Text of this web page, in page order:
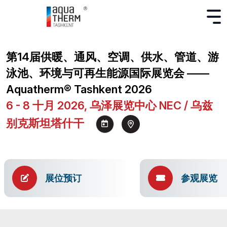
第14届供暖、通风、空调、供水、管道、游
泳池、环境与可再生能源国际展览会 ——
Aquatherm® Tashkent 2026
6 - 8 十月 2026, 乌泽展览中心 NEC / 乌兹
别克斯坦塔什干
展位预订 参观展览